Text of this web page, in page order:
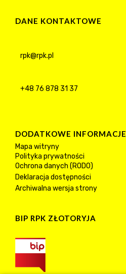
DANE KONTAKTOWE
rpk@rpk.pl
+48 76 878 31 37
DODATKOWE INFORMACJE
Mapa witryny
Polityka prywatności
Ochrona danych (RODO)
Deklaracja dostępności
Archiwalna wersja strony
BIP RPK ZŁOTORYJA